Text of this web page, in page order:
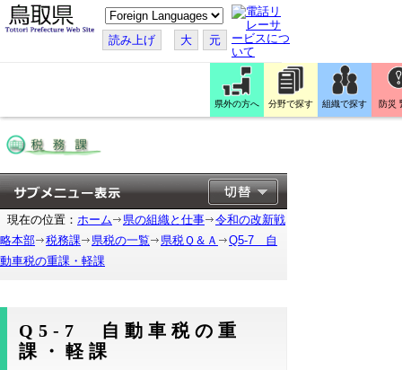
こ
の
ペ
ー
す
読み上げ 大 元
県外の方へ 分野で探す 組織で探す 防災
現在の位置： ホーム 県の組織と仕事
令和の改新戦
略本部
税務課 県税の一覧 県税Ｑ＆Ａ
Q5-7 自
動車税の重課・軽課
Q5-7 自動車税の重
課・軽課